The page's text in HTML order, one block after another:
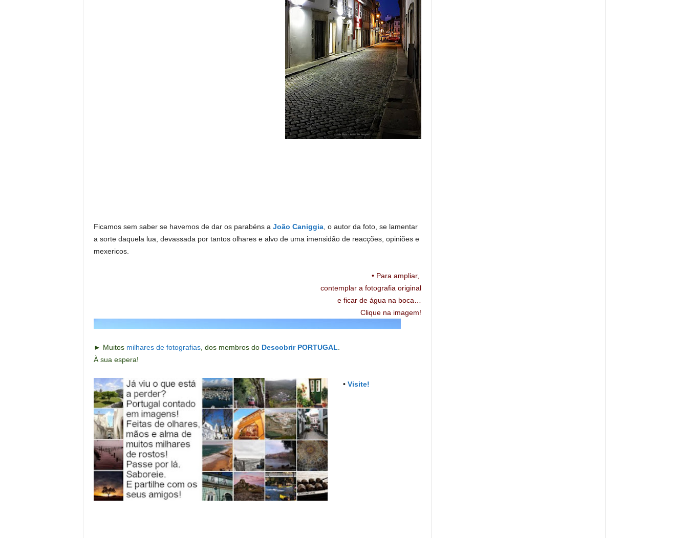
Ficamos sem saber se havemos de dar os parabéns a João Caniggia, o autor da foto, se lamentar
a sorte daquela lua, devassada por tantos olhares e alvo de uma imensidão de reacções, opiniões e
mexericos.
• Para ampliar,
contemplara fotografia original
e ficar de água na boca…
Clique na imagem!
► Muitos milhares de fotografias, dos membros do Descobrir PORTUGAL
À sua espera!
• Visite!